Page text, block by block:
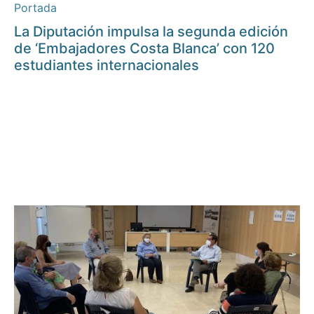
Portada
La Diputación impulsa la segunda edición
de ‘Embajadores Costa Blanca’ con 120
estudiantes internacionales